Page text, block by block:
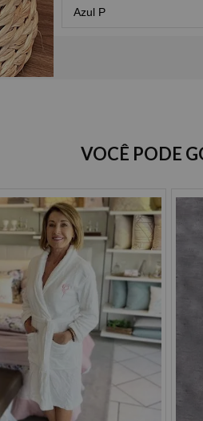
à
2x
3x
4x
5x
6x
Azul P
VOCÊ PODE